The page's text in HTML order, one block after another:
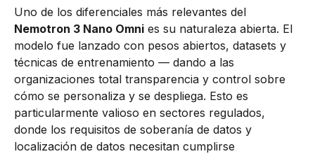
Uno de los diferenciales más relevantes del
Nemotron 3 Nano Omni es su naturaleza abierta. El
modelo fue lanzado con pesos abiertos, datasets y
técnicas de entrenamiento — dando a las
organizaciones total transparencia y control sobre
cómo se personaliza y se despliega. Esto es
particularmente valioso en sectores regulados,
donde los requisitos de soberanía de datos y
localización de datos necesitan cumplirse